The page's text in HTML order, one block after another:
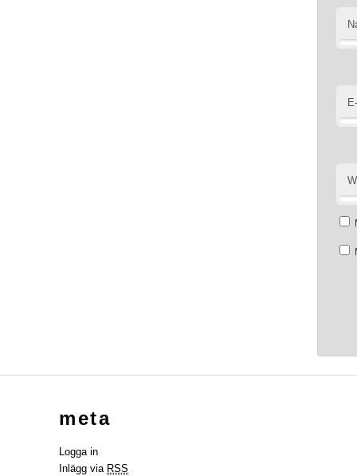
meta
Logga in
Inlägg via RSS